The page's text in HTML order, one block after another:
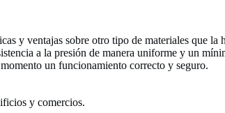
y ventajas sobre otro tipo de materiales que la
a la presión de manera uniforme y un
un funcionamiento correcto y seguro.
y comercios.